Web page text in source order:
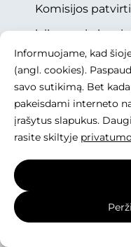
Informuojame, kad
(angl. cookies).
savo sutikimą. Bet
pakeisdami interneto
įrašytus slapukus.
rasite skiltyje
Komisijos
laikomasi
apsaugos
turime atskirą ir
subjekto
ES / EEE ribų.
UAB „BETONO
DUOMENŲ
Bendrovėje yra
pareigūnas. Su
galima susisiekti